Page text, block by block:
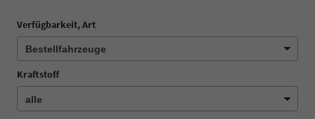
Verfügbarkeit, Art
Kraftstoff